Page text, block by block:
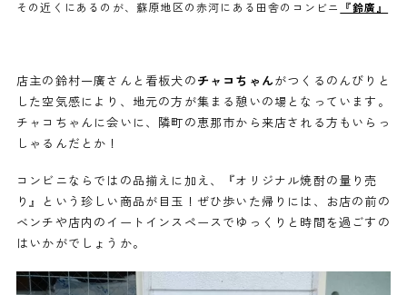
その近くにあるのが、蘇原地区の赤河にある田舎のコンビニ 『鈴廣』
店主の鈴村一廣さんと看板犬のチャコちゃんがつくるのんびりと
した空気感により、地元の方が集まる憩いの場となっています。
チャコちゃんに会いに、隣町の恵那市から来店される方もいらっ
しゃるんだとか！
コンビニならではの品揃えに加え、『オリジナル焼酎の量り売
り』という珍しい商品が目玉！ぜひ歩いた帰りには、お店の前の
ベンチや店内のイートインスペースでゆっくりと時間を過ごすの
はいかがでしょうか。